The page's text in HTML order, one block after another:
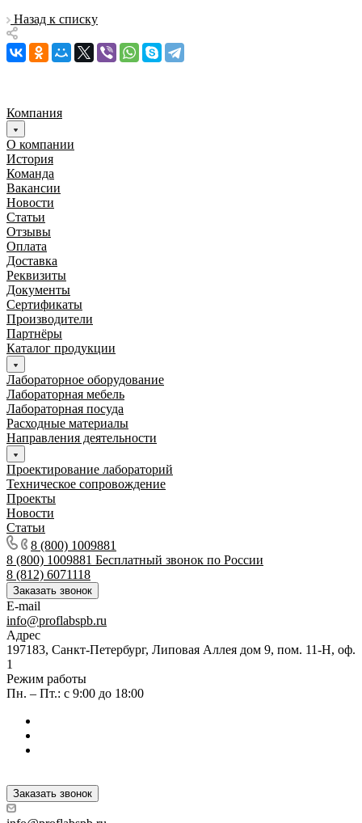
Назад к списку
Компания
О компании
История
Команда
Вакансии
Новости
Статьи
Отзывы
Оплата
Доставка
Реквизиты
Документы
Сертификаты
Производители
Партнёры
Каталог продукции
Лабораторное оборудование
Лабораторная мебель
Лабораторная посуда
Расходные материалы
Направления деятельности
Проектирование лабораторий
Техническое сопровождение
Проекты
Новости
Статьи
8 (800) 1009881
8 (800) 1009881 Бесплатный звонок по России
8 (812) 6071118
Заказать звонок
E-mail
info@proflabspb.ru
Адрес
197183, Санкт-Петербург, Липовая Аллея дом 9, пом. 11-Н, оф.
1
Режим работы
Пн. – Пт.: с 9:00 до 18:00
Заказать звонок